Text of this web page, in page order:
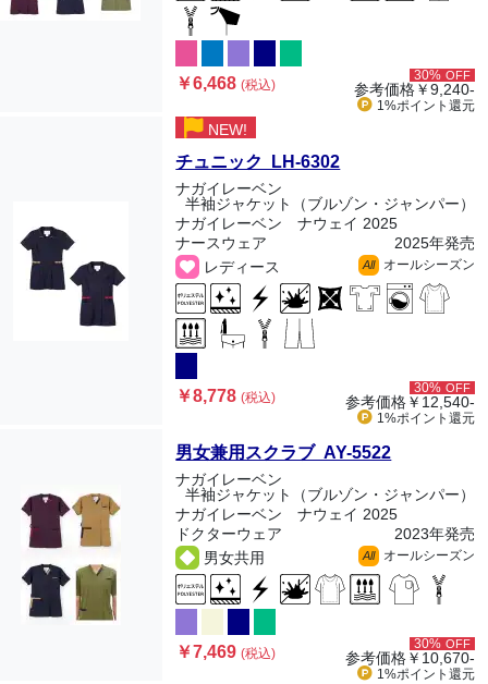
￥6,468(税込)
30% OFF
参考価格￥9,240-
1%ポイント 還元
NEW!
チュニック LH-6302
ナガイレーベン
半袖ジャケット（ブルゾン・ジャンパー）
ナガイレーベン ナウェイ 2025
ナースウェア
2025年発売
レディース
All オールシーズン
￥8,778(税込)
30% OFF
参考価格￥12,540-
1%ポイント 還元
男女兼用スクラブ AY-5522
ナガイレーベン
半袖ジャケット（ブルゾン・ジャンパー）
ナガイレーベン ナウェイ 2025
ドクターウェア
2023年発売
男女共用
All オールシーズン
￥7,469(税込)
30% OFF
参考価格￥10,670-
1%ポイント 還元